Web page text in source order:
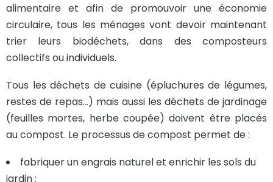
alimentaire et afin de promouvoir une économie
circulaire, tous les ménages vont devoir maintenant
trier leurs biodéchets, dans des composteurs
collectifs ou individuels.
Tous les déchets de cuisine (épluchures de légumes,
restes de repas…) mais aussi les déchets de jardinage
(feuilles mortes, herbe coupée) doivent être placés
au compost. Le processus de compost permet de :
fabriquer un engrais naturel et enrichir les sols du
jardin ;